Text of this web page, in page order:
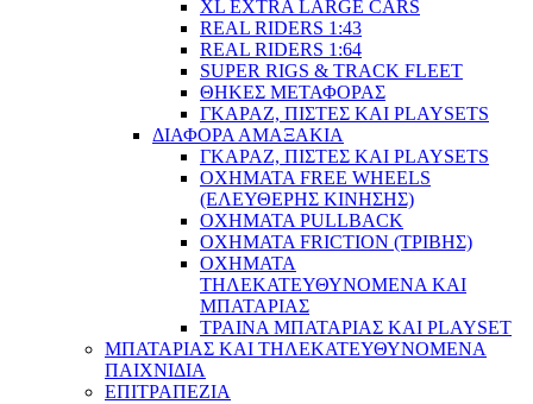
XL EXTRA LARGE CARS
REAL RIDERS 1:43
REAL RIDERS 1:64
SUPER RIGS & TRACK FLEET
ΘΗΚΕΣ ΜΕΤΑΦΟΡΑΣ
ΓΚΑΡΑΖ, ΠΙΣΤΕΣ ΚΑΙ PLAYSETS
ΔΙΑΦΟΡΑ ΑΜΑΞΑΚΙΑ
ΓΚΑΡΑΖ, ΠΙΣΤΕΣ ΚΑΙ PLAYSETS
ΟΧΗΜΑΤΑ FREE WHEELS
(ΕΛΕΥΘΕΡΗΣ ΚΙΝΗΣΗΣ)
ΟΧΗΜΑΤΑ PULLBACK
ΟΧΗΜΑΤΑ FRICTION (ΤΡΙΒΗΣ)
ΟΧΗΜΑΤΑ
ΤΗΛΕΚΑΤΕΥΘΥΝΟΜΕΝΑ ΚΑΙ
ΜΠΑΤΑΡΙΑΣ
ΤΡΑΙΝΑ ΜΠΑΤΑΡΙΑΣ ΚΑΙ PLAYSET
ΜΠΑΤΑΡΙΑΣ ΚΑΙ ΤΗΛΕΚΑΤΕΥΘΥΝΟΜΕΝΑ
ΠΑΙΧΝΙΔΙΑ
ΕΠΙΤΡΑΠΕΖΙΑ